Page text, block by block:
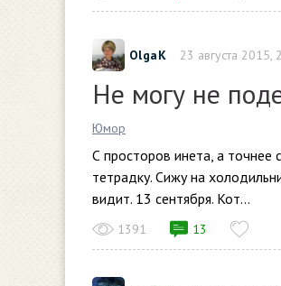
OlgaK 23 августа 2015,
Не могу не
Юмор
С просторов инета, а точнее
тетрадку. Сижу на
видит. 13 сентября. Кот...
1391 13